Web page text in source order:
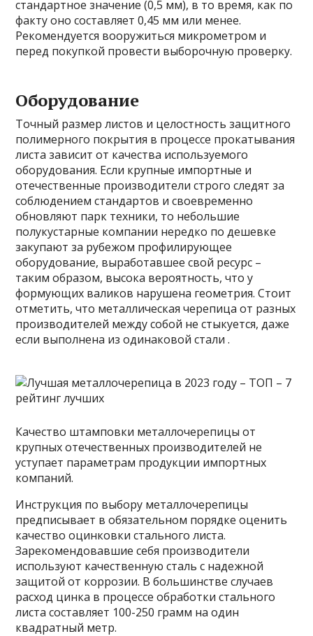
стандартное значение (0,5 мм), в то время, как по
факту оно составляет 0,45 мм или менее.
Рекомендуется вооружиться микрометром и
перед покупкой провести выборочную проверку.
Оборудование
Точный размер листов и целостность защитного
полимерного покрытия в процессе прокатывания
листа зависит от качества используемого
оборудования. Если крупные импортные и
отечественные производители строго следят за
соблюдением стандартов и своевременно
обновляют парк техники, то небольшие
полукустарные компании нередко по дешевке
закупают за рубежом профилирующее
оборудование, выработавшее свой ресурс –
таким образом, высока вероятность, что у
формующих валиков нарушена геометрия. Стоит
отметить, что металлическая черепица от разных
производителей между собой не стыкуется, даже
если выполнена из одинаковой стали .
Качество штамповки металлочерепицы от
крупных отечественных производителей не
уступает параметрам продукции импортных
компаний.
Инструкция по выбору металлочерепицы
предписывает в обязательном порядке оценить
качество оцинковки стального листа.
Зарекомендовавшие себя производители
используют качественную сталь с надежной
защитой от коррозии. В большинстве случаев
расход цинка в процессе обработки стального
листа составляет 100-250 грамм на один
квадратный метр.